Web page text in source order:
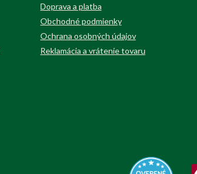
Doprava a platba
Obchodné podmienky
Ochrana osobných údajov
Reklamácia a vrátenie tovaru